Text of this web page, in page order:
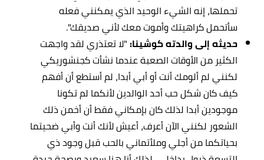
تحملها، إنه الشيء الوحيد الذي يمكنني فعله
سأتحمل كراهيتك وأموت معك لأني صديقك".
حديثه إلى والدته كوشينا:"لا تعتذري لقد واجهت
الكثير من الأوقات الصعبة عندما نشأت كجنشوريكي
لكنني لم ألومك أنت أو أبي أبدا، لم أستطع أن أفهم
كيف كان شكل حب أحد الوالدين لأنكما لم تكونا
موجودين أبدا لذلك كان بإمكاني فقط أن أخمن ذلك
الشعور لكنني الآن أعرف، أعيش لأنك أنت وأبي ضحيتما
بحياتكما من أجلي وملأتماني بالحب قبل وجود ذي